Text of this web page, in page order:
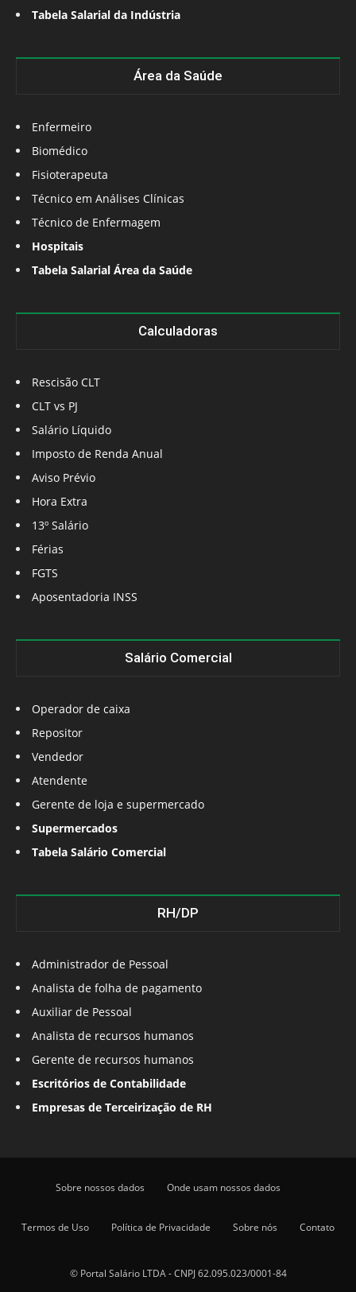
Tabela Salarial da Indústria
Área da Saúde
Enfermeiro
Biomédico
Fisioterapeuta
Técnico em Análises Clínicas
Técnico de Enfermagem
Hospitais
Tabela Salarial Área da Saúde
Calculadoras
Rescisão CLT
CLT vs PJ
Salário Líquido
Imposto de Renda Anual
Aviso Prévio
Hora Extra
13º Salário
Férias
FGTS
Aposentadoria INSS
Salário Comercial
Operador de caixa
Repositor
Vendedor
Atendente
Gerente de loja e supermercado
Supermercados
Tabela Salário Comercial
RH/DP
Administrador de Pessoal
Analista de folha de pagamento
Auxiliar de Pessoal
Analista de recursos humanos
Gerente de recursos humanos
Escritórios de Contabilidade
Empresas de Terceirização de RH
Sobre nossos dados Onde usam nossos dados
Termos de Uso Política de Privacidade Sobre nós Contato
© Portal Salário LTDA - CNPJ 62.095.023/0001-84